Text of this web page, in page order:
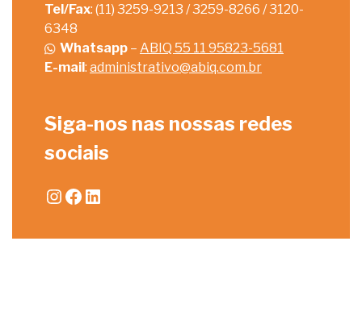
Tel/Fax: (11) 3259-9213 / 3259-8266 / 3120-
6348
Whatsapp – ABIQ 55 11 95823-5681
E-mail: administrativo@abiq.com.br
Siga-nos nas nossas redes
sociais
Instagram
Facebook
LinkedIn